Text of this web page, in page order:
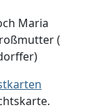
Maria
(